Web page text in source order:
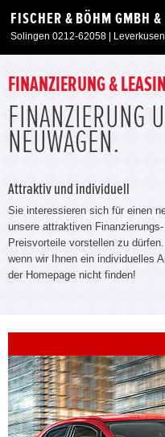
FISCHER & BÖHM GMBH &
Solingen 0212-62058 |
Neuwagen
Gebrauchtwagen
Service & Zubehör
Unser Autohaus
FINANZIERUNG &
FINANZIERUNG
NEUWAGEN.
Attraktiv und individuell
Sie interessieren sich für einen
unsere attraktiven
Preisvorteile vorstellen zu
wenn wir Ihnen ein individuelles
der Homepage nicht finden!